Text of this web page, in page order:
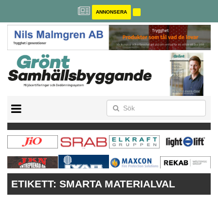
ANNONSERA
MILJÖBYGGNAD
NOLLCO2
CITYLAB
GREENBUILDING
ANNONSERA
ETIKETT: SMARTA MATERIALVAL